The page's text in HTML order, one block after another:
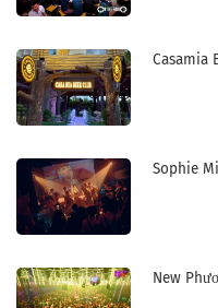
Casamia
Sophie
New